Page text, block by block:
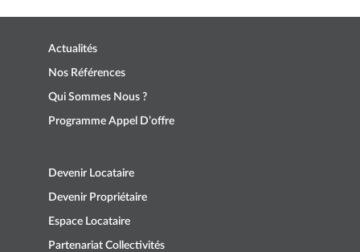
Actualités
Nos Références
Qui Sommes Nous ?
Programme Appel D’offre
Devenir Locataire
Devenir Propriétaire
Espace Locataire
Partenariat Collectivités